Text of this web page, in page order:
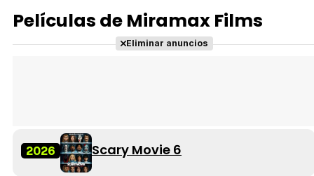
Críticas
Entradas
Películas de Miramax Films
Eliminar anuncios
2026 Scary Movie 6